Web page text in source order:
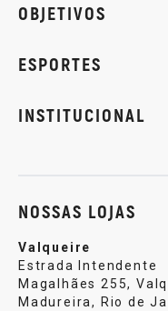
OBJETIVOS
ESPORTES
INSTITUCIONAL
NOSSAS LOJAS
Valqueire
Estrada Intendente
Magalhães 255,
Madureira, Rio de